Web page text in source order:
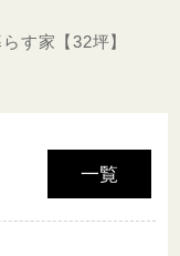
す家【32坪】
一覧